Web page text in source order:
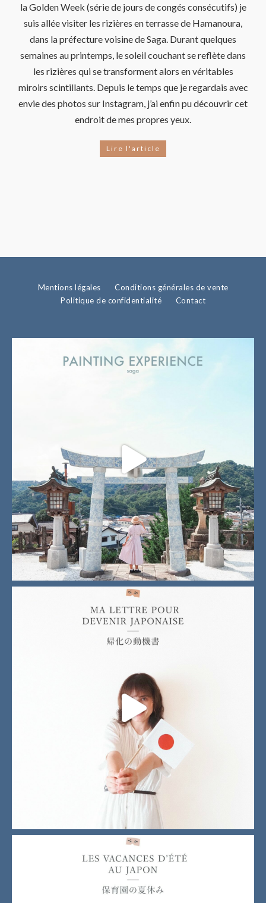
la Golden Week (série de jours de congés consécutifs) je
suis allée visiter les rizières en terrasse de Hamanoura,
dans la préfecture voisine de Saga. Durant quelques
semaines au printemps, le soleil couchant se reflète dans
les rizières qui se transforment alors en véritables
miroirs scintillants. Depuis le temps que je regardais avec
envie des photos sur Instagram, j’ai enfin pu découvrir cet
endroit de mes propres yeux.
Lire l'article
Mentions légales
Conditions générales de vente
Politique de confidentialité
Contact